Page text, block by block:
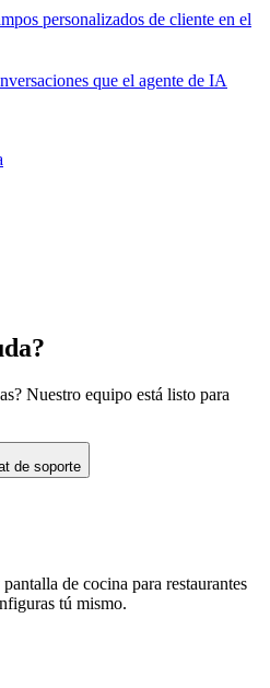
personalizados de cliente en el
que el agente de IA
Nuestro equipo está listo para
de soporte
de cocina para restaurantes
tú mismo.